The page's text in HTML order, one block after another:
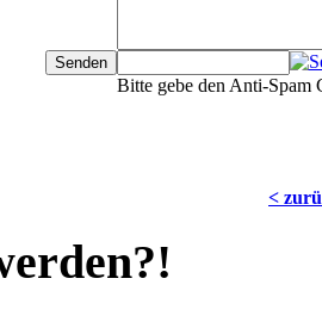
Bitte gebe den Anti-Spam
<